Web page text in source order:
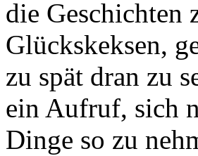
die Geschichten
Glückskeksen,
zu spät dran zu
ein Aufruf, sich
Dinge so zu